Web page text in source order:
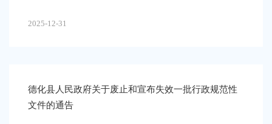
2025-12-31
德化县人民政府关于废止和宣布失效一批行政规范性
文件的通告